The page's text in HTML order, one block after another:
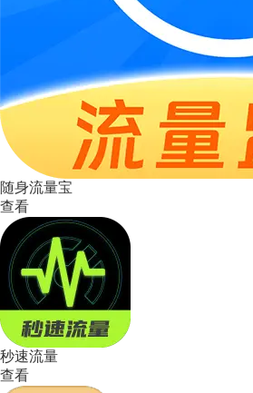
随身流量宝
查看
秒速流量
查看